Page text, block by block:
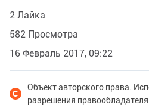
2 Лайка
582 Просмотра
16 Февраль 2017, 09:22
Объект авторского права.
разрешения